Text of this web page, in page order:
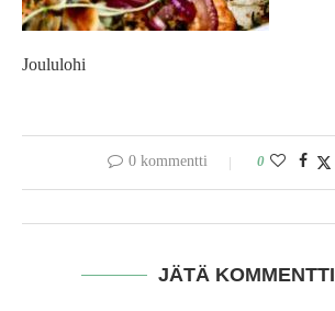
Joululohi
0 kommentti 0
JÄTÄ KOMMENTTI